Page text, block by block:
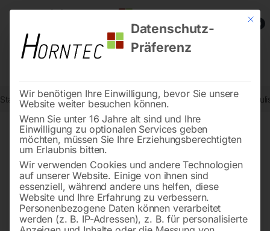
0
Start Werkstatttechnik Karosserie- und Werkstattgeräte
Mit
Datenschutz-
Präferenz
Wir benötigen Ihre Einwilligung, bevor Sie unsere
Website weiter besuchen können.
Wenn Sie unter 16 Jahre alt sind und Ihre
Einwilligung zu optionalen Services geben
möchten, müssen Sie Ihre Erziehungsberechtigten
um Erlaubnis bitten.
Wir verwenden Cookies und andere Technologien
auf unserer Website. Einige von ihnen sind
essenziell, während andere uns helfen, diese
Website und Ihre Erfahrung zu verbessern.
Personenbezogene Daten können verarbeitet
werden (z. B. IP-Adressen), z. B. für personalisierte